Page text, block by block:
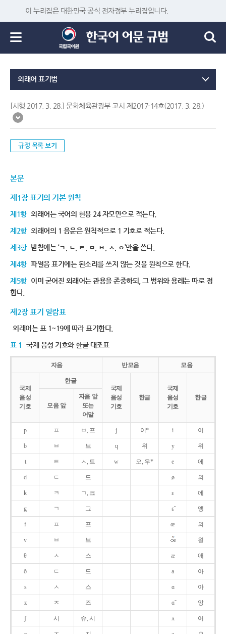
이 누리집은 대한민국 공식 전자정부 누리집입니다.
외래어 표기법
[시행 2017. 3. 28.] 문화체육관광부 고시 제2017-14호(2017. 3. 28.)
규정 목록 보기
본문
제1장 표기의 기본 원칙
제1항 외래어는 국어의 현용 24 자모만으로 적는다.
제2항 외래어의 1 음운은 원칙적으로 1 기호로 적는다.
제3항 받침에는 ‘ㄱ, ㄴ, ㄹ, ㅁ, ㅂ, ㅅ, ㅇ’만을 쓴다.
제4항 파열음 표기에는 된소리를 쓰지 않는 것을 원칙으로 한다.
제5항 이미 굳어진 외래어는 관용을 존중하되, 그 범위와 용례는 따로 정
한다.
제2장 표기 일람표
외래어는 표 1~19에 따라 표기한다.
표 1 국제 음성 기호와 한글 대조표
자음 반모음 모음
국제
음성
기호
한글
국제
음성
기호
한글
국제
음성
기호
한글
모음 앞
자음 앞
또는
어말
p ㅍ ㅂ, 프 j 이* i 이
b ㅂ 브 ɥ 위 y 위
t ㅌ ㅅ, 트 w 오, 우* e 에
d ㄷ 드 ø 외
k ㅋ ㄱ, 크 ɛ 에
g ㄱ 그 ɛ̃ 앵
f ㅍ 프 œ 외
v ㅂ 브 욍
θ ㅅ 스 æ 애
ð ㄷ 드 a 아
s ㅅ 스 ɑ 아
z ㅈ 즈 ɑ̃ 앙
ʃ 시 슈, 시 ʌ 어